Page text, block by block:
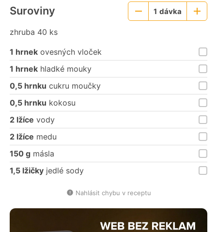
Suroviny
zhruba 40 ks
Menší
1 dávka
Větší
1 hrnek ovesných vloček
1 hrnek hladké mouky
0,5 hrnku cukru moučky
0,5 hrnku kokosu
2 lžíce vody
2 lžíce medu
150 g másla
1,5 lžičky jedlé sody
Nahlásit chybu v receptu